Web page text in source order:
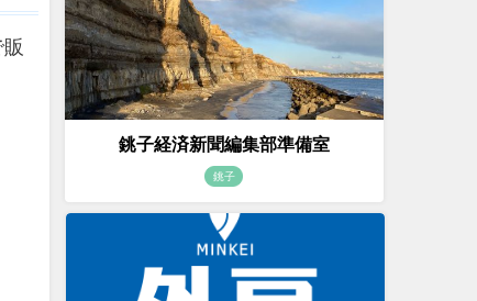
銚子経済新聞編集部準備室
銚子